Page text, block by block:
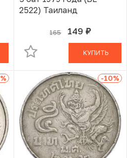
2522) Таиланд
165 149 руб.
В КОРЗИНЕ
КУПИТЬ
% -10%